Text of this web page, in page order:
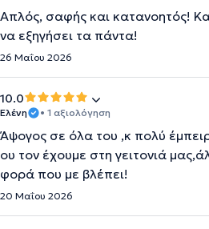
Απλός, σαφής και κατανοητός!
να εξηγήσει τα πάντα!
26 Μαΐου 2026
10.0
Ελένη • 1 αξιολόγηση
Άψογος σε όλα του ,κ πολύ
ου τον έχουμε στη γειτονιά
φορά που με βλέπει!
20 Μαΐου 2026